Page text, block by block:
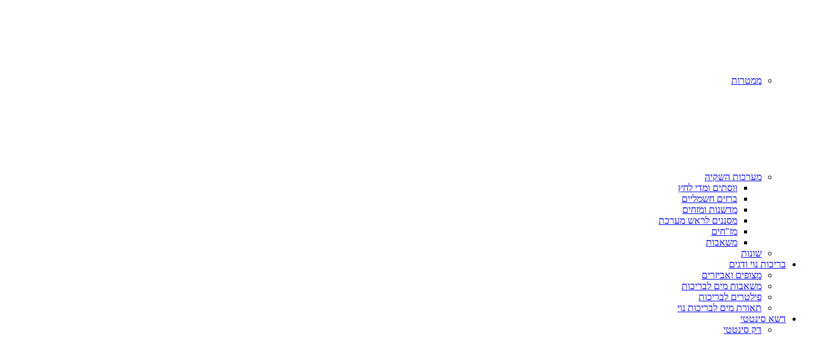
ממטרות
מערכות השקיה
ווסתים ומדי לחץ
ברזים חשמליים
מדשנות ומזחים
מסננים לראש מערכת
מז"חים
משאבות
שונות
בריכות נוי ודגים
מצופים ואביזרים
משאבות מים לבריכות
פילטרים לבריכות
תאורת מים לבריכות נוי
דשא סינטטי
דק סינטטי